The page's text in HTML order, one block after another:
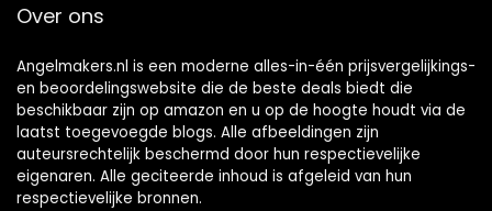
Over ons
Angelmakers.nl is een moderne alles-in-één prijsvergelijkings-
en beoordelingswebsite die de beste deals biedt die
beschikbaar zijn op amazon en u op de hoogte houdt via de
laatst toegevoegde blogs. Alle afbeeldingen zijn
auteursrechtelijk beschermd door hun respectievelijke
eigenaren. Alle geciteerde inhoud is afgeleid van hun
respectievelijke bronnen.